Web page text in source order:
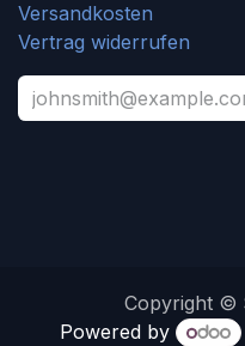
Versandkosten
Vertrag widerrufen
Copyright ©
Powered by